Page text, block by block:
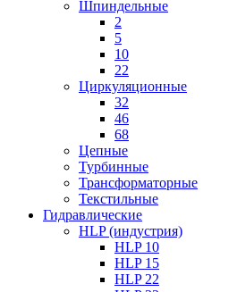
Шпиндельные
2
5
10
22
Циркуляционные
32
46
68
Цепные
Турбинные
Трансформаторные
Текстильные
Гидравлические
HLP (индустрия)
HLP 10
HLP 15
HLP 22